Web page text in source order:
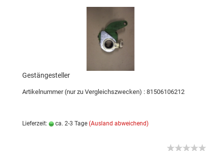
Gestängesteller
Artikelnummer (nur zu Vergleichszwecken) : 81506106212
Lieferzeit: ca. 2-3 Tage (Ausland abweichend)